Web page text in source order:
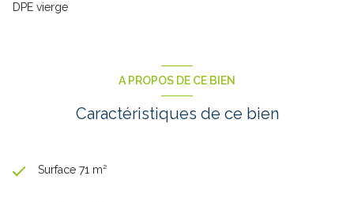
DPE vierge
A PROPOS DE CE BIEN
Caractéristiques de ce bien
Surface 71 m²